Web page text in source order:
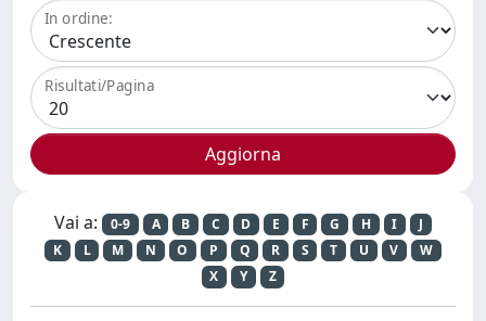
In ordine:
Risultati/Pagina
Vai a: 0-9 A B C D E F G H I
J
K
L M N O P Q R S T U V
W
X
Y Z